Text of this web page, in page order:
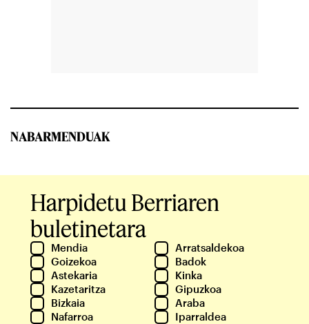
NABARMENDUAK
Harpidetu Berriaren
buletinetara
Mendia
Arratsaldekoa
Goizekoa
Badok
Astekaria
Kinka
Kazetaritza
Gipuzkoa
Bizkaia
Araba
Nafarroa
Iparraldea